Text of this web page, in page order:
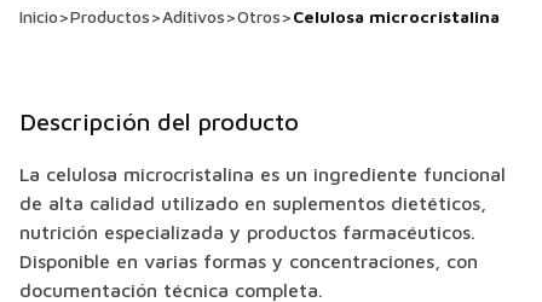
Inicio>Productos>Aditivos>Otros>Celulosa microcristalina
Descripción del producto
La celulosa microcristalina es un ingrediente funcional
de alta calidad utilizado en suplementos dietéticos,
nutrición especializada y productos farmacéuticos.
Disponible en varias formas y concentraciones, con
documentación técnica completa.